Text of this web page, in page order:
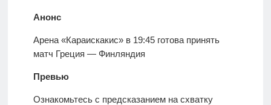
Анонс
Арена «Караискакис» в 19:45 готова принять
матч Греция — Финляндия
Превью
Ознакомьтесь с предсказанием на схватку